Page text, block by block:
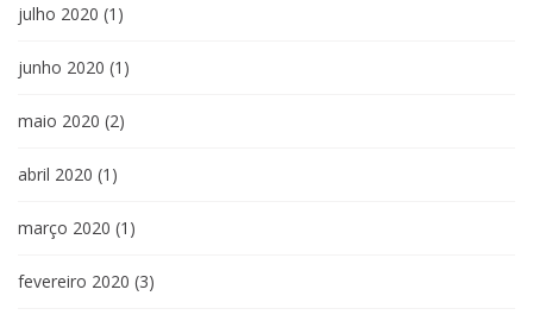
julho 2020 (1)
junho 2020 (1)
maio 2020 (2)
abril 2020 (1)
março 2020 (1)
fevereiro 2020 (3)